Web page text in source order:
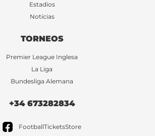
Estadios
Noticias
TORNEOS
Premier League Inglesa
La Liga
Bundesliga Alemana
+34 673282834
FootballTicketsStore